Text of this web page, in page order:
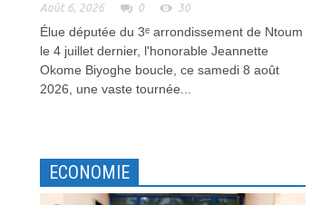
Août 6, 2026 0 30
Élue députée du 3ᵉ arrondissement de Ntoum
le 4 juillet dernier, l'honorable Jeannette
Okome Biyoghe boucle, ce samedi 8 août
2026, une vaste tournée...
ECONOMIE